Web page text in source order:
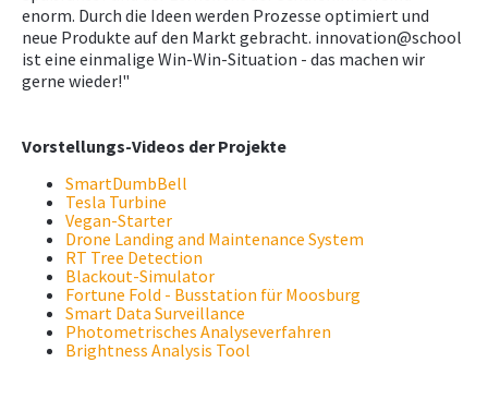
enorm. Durch die Ideen werden Prozesse optimiert und
neue Produkte auf den Markt gebracht. innovation@school
ist eine einmalige Win-Win-Situation - das machen wir
gerne wieder!"
Vorstellungs-Videos der Projekte
SmartDumbBell
Tesla Turbine
Vegan-Starter
Drone Landing and Maintenance System
RT Tree Detection
Blackout-Simulator
Fortune Fold - Busstation für Moosburg
Smart Data Surveillance
Photometrisches Analyseverfahren
Brightness Analysis Tool